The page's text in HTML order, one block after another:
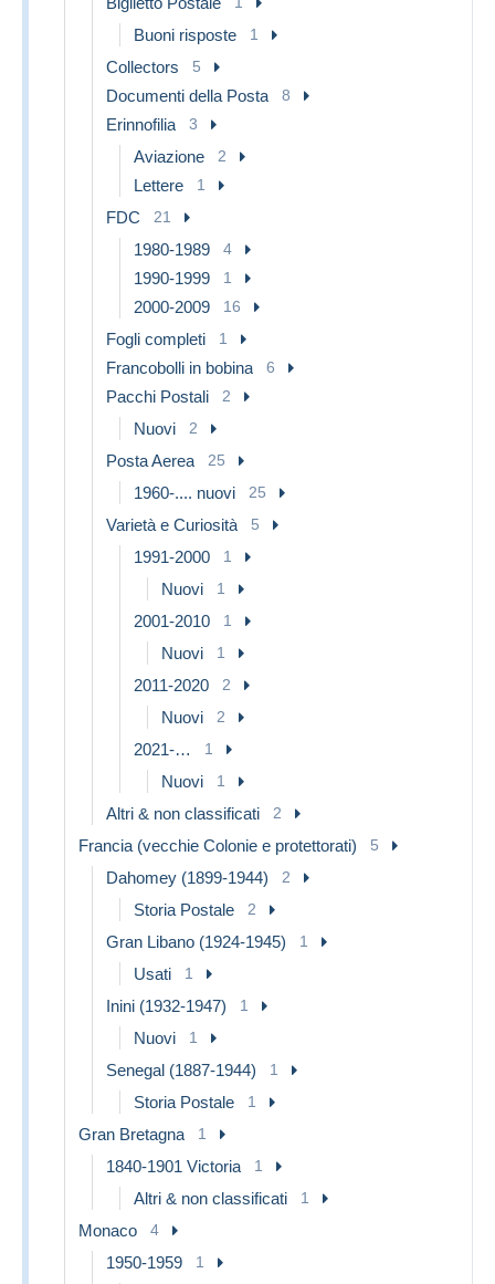
Buoni risposte 1
Collectors 5
Documenti della Posta 8
Erinnofilia 3
Aviazione 2
Lettere 1
FDC 21
1980-1989 4
1990-1999 1
2000-2009 16
Fogli completi 1
Francobolli in bobina 6
Pacchi Postali 2
Nuovi 2
Posta Aerea 25
1960-.... nuovi 25
Varietà e Curiosità 5
1991-2000 1
Nuovi 1
2001-2010 1
Nuovi 1
2011-2020 2
Nuovi 2
2021-… 1
Nuovi 1
Altri & non classificati 2
Francia (vecchie Colonie e protettorati) 5
Dahomey (1899-1944) 2
Storia Postale 2
Gran Libano (1924-1945) 1
Usati 1
Inini (1932-1947) 1
Nuovi 1
Senegal (1887-1944) 1
Storia Postale 1
Gran Bretagna 1
1840-1901 Victoria 1
Altri & non classificati 1
Monaco 4
1950-1959 1